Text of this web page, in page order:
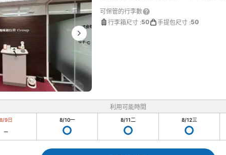
可保管的行李數
行李箱尺寸 :50 手提包尺寸 :50
利用可能時間
8/9日 8/10一 8/11二 8/12三